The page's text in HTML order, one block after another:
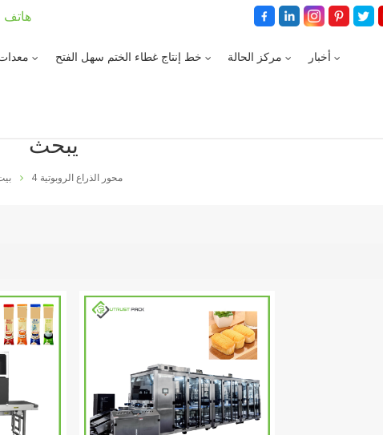
هاتف : +86
معدات خط إنتاج غطاء الختم سهل الفتح مركز الحالة أخبار
يبحث
4 محور الذراع الروبوتية